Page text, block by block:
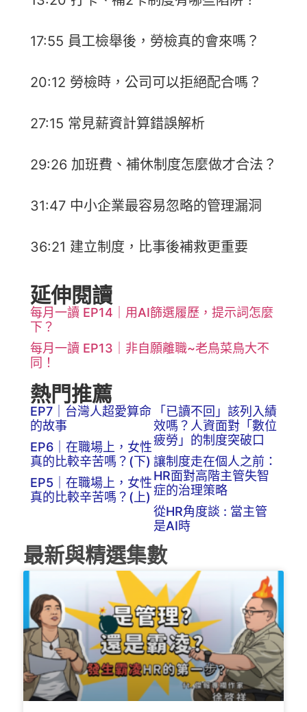
17:55 員工檢舉後，勞檢真的會來嗎？
20:12 勞檢時，公司可以拒絕配合嗎？
27:15 常見薪資計算錯誤解析
29:26 加班費、補休制度怎麼做才合法？
31:47 中小企業最容易忽略的管理漏洞
36:21 建立制度，比事後補救更重要
延伸閱讀
每月一讀 EP14｜用AI篩選履歷，提示詞怎麼
下？
每月一讀 EP13｜非自願離職~老鳥菜鳥大不
同！
熱門推薦
EP7｜台灣人超愛算命
的故事
EP6｜在職場上，女性
真的比較辛苦嗎？(下)
EP5｜在職場上，女性
真的比較辛苦嗎？(上)
「已讀不回」該列入績
效嗎？人資面對「數位
疲勞」的制度突破口
讓制度走在個人之前：
HR面對高階主管失智
症的治理策略
從HR角度談 : 當主管
是AI時
最新與精選集數